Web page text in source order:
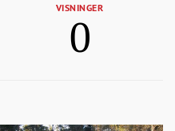
VISNINGER
0